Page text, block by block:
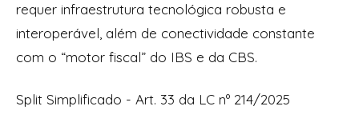
requer infraestrutura tecnológica robusta e
interoperável, além de conectividade constante
com o “motor fiscal” do IBS e da CBS.
Split Simplificado - Art. 33 da LC nº 214/2025